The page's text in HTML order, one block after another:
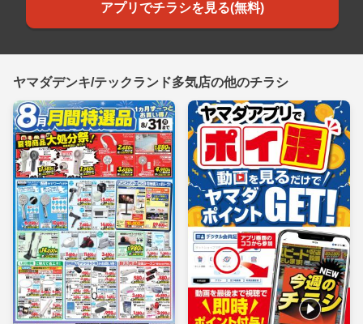
アプリでチラシを見る(無料)
ヤマダデンキ/テックランド多気店の他のチラシ